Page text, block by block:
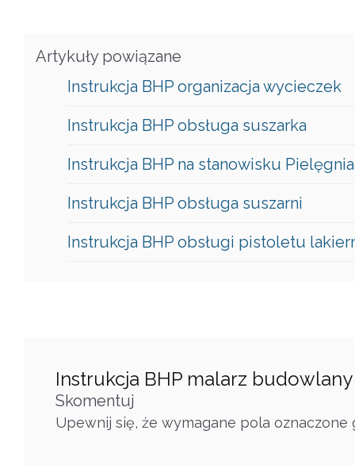
Artykuły powiązane
Instrukcja BHP organizacja wycieczek
Instrukcja BHP obsługa suszarka
Instrukcja BHP na stanowisku
Instrukcja BHP obsługa suszarni
Instrukcja BHP obsługi pistoletu
Instrukcja BHP malarz budowlany
Skomentuj
Upewnij się, że wymagane pola oznaczone